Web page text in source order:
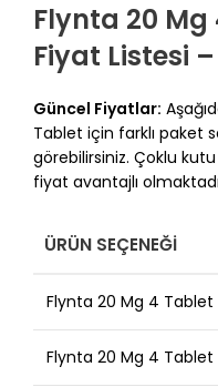
Flynta 20 Mg
Fiyat Listesi
Güncel Fiyatlar:
Tablet için farklı paket
görebilirsiniz. Çoklu
fiyat avantajlı
ÜRÜN SEÇENEĞI
Flynta 20 Mg 4 Tablet
Flynta 20 Mg 4 Tablet